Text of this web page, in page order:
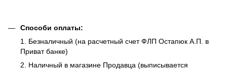
Способи оплаты:
1. Безналичный (на расчетный счет ФЛП Остапюк А.П. в
Приват банке)
2. Наличный в магазине Продавца (выписывается